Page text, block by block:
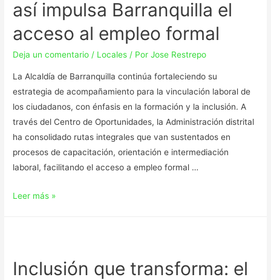
así impulsa Barranquilla el
acceso al empleo formal
Deja un comentario / Locales / PorJose Restrepo
La Alcaldía de Barranquilla continúa fortaleciendo su
estrategia de acompañamiento para la vinculación laboral de
los ciudadanos, con énfasis en la formación y la inclusión. A
través del Centro de Oportunidades, la Administración distrital
ha consolidado rutas integrales que van sustentados en
procesos de capacitación, orientación e intermediación
laboral, facilitando el acceso a empleo formal …
Leer más »
Inclusión que transforma: el